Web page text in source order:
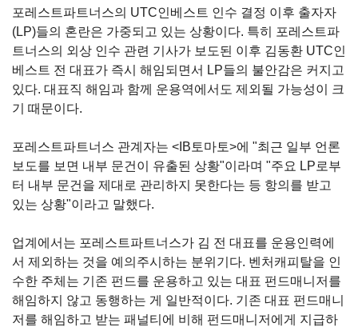
포레스트파트너스의 UTC인베스트 인수 결정 이후 출자자
(LP)들의 혼란은 가중되고 있는 상황이다. 특히 포레스트파
트너스의 외상 인수 관련 기사가 보도된 이후 김동환 UTC인
베스트 전 대표가 즉시 해임되면서 LP들의 불안감은 커지고
있다. 대표직 해임과 함께 운용역에서도 제외될 가능성이 크
기 때문이다.
포레스트파트너스 관계자는 <IB토마토>에 "최근 일부 언론
보도를 보면 내부 문건이 유출된 상황"이라며 "주요 LP로부
터 내부 문건을 제대로 관리하지 못한다는 등 항의를 받고
있는 상황"이라고 말했다.
업계에서는 포레스트파트너스가 김 전 대표를 운용인력에
서 제외하는 것을 예의주시하는 분위기다. 벤처캐피탈을 인
수한 주체는 기존 펀드를 운용하고 있는 대표 펀드매니저를
해임하지 않고 동행하는 게 일반적이다. 기존 대표 펀드매니
저를 해임하고 받는 패널티에 비해 펀드매니저에게 지급하